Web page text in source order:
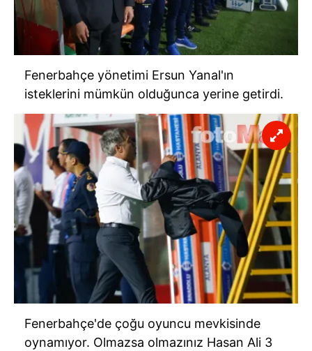
Sitemizde kendimize ve üçüncü kişilere ait çerezler
kullanılmaktadır. Bu çerezler vasıtasıyla çeşitli kişisel
verileriniz işlenmekte olup gerekli olan çerezler bilgi
toplumu hizmetlerinin sunulması amacıyla
kullanılmaktadır. Diğer çerezler, sitemizin daha işlevsel
kılınması ve kişiselleştirilmesi ve sizlere yönelik
sınırlı olarak açık rızanız dahilinde kullanılacaktır.
Çerezlere ilişkin tercihlerinizi aşağıda yer alan panel
vasıtasıyla belirleyebilirsiniz. Çerezlere ilişkin detaylı bilgi
için Ayarlar butonuna tıklayabilir,Çerez Bilgilendirme
Metnimiziziyaret edebilirsiniz.
6698 sayılı Kişisel Verilerin Korunması Kanunu uyarınca
hazırlanmış Aydınlatma Metnimizi okumak ve sitemizde
ilgili mevzuata uygun olarak kullanılan çerezlerle ilgili bilgi
almak için lütfentıklayınız.
Fenerbahçe yönetimi Ersun Yanal'ın
isteklerini mümkün olduğunca yerine getirdi.
Fenerbahçe'de çoğu oyuncu mevkisinde
oynamıyor. Olmazsa olmazınız Hasan Ali 3